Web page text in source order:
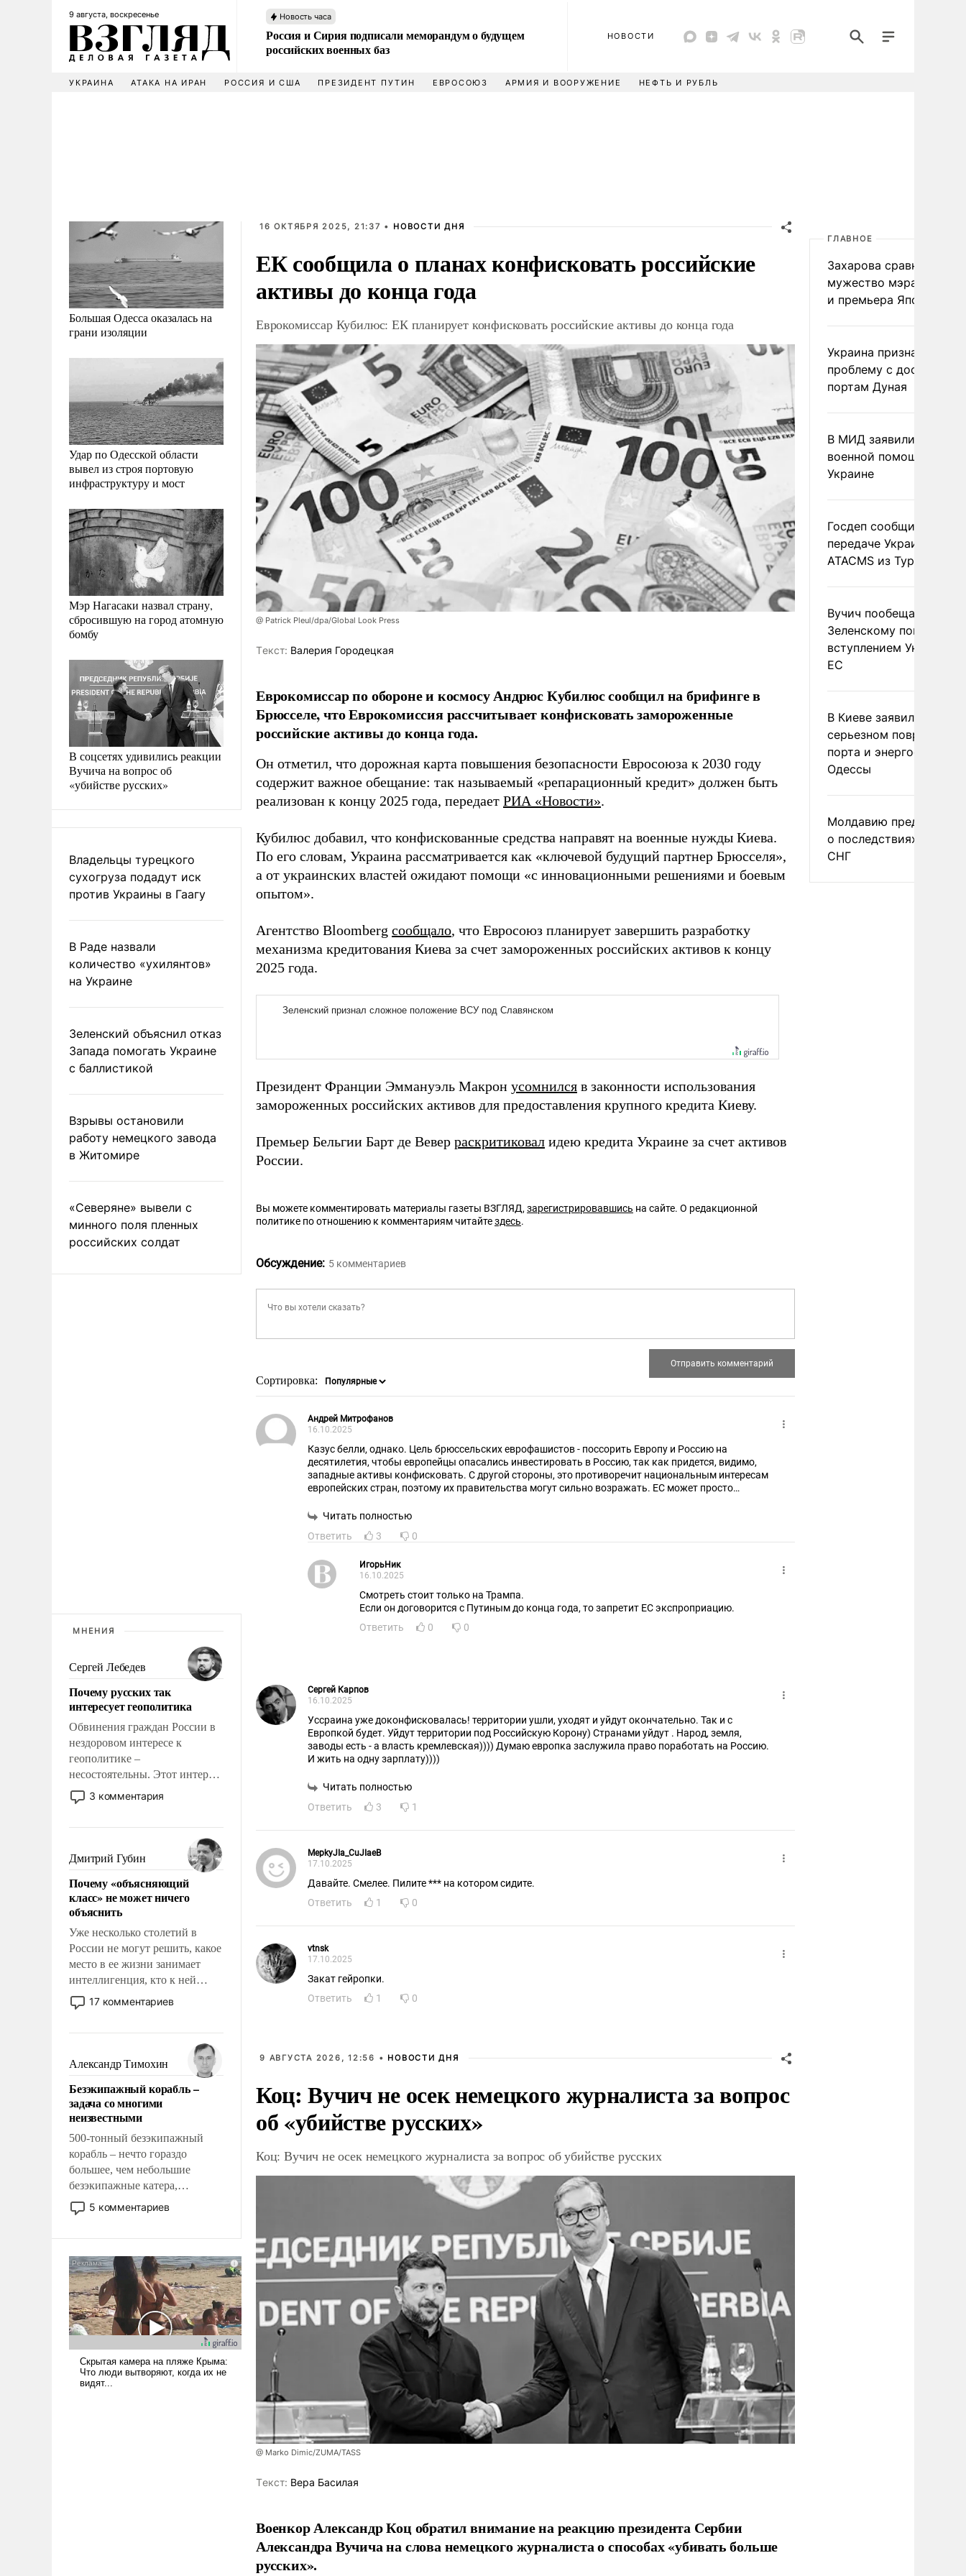
9 августа, воскресенье Новость часа
Россия и Сирия подписали меморандум о будущем
российских военных баз
НОВОСТИ
УКРАИНА АТАКА НА ИРАН РОССИЯ И США ПРЕЗИДЕНТ ПУТИН ЕВРОСОЮЗ АРМИЯ И ВООРУЖЕНИЕ НЕФТЬ И РУБЛЬ
Большая Одесса оказалась на
грани изоляции
Удар по Одесской области
вывел из строя портовую
инфраструктуру и мост
Мэр Нагасаки назвал страну,
сбросившую на город атомную
бомбу
В соцсетях удивились реакции
Вучича на вопрос об
«убийстве русских»
Владельцы турецкого
сухогруза подадут иск
против Украины в Гаагу
В Раде назвали
количество «ухилянтов»
на Украине
Зеленский объяснил отказ
Запада помогать Украине
с баллистикой
Взрывы остановили
работу немецкого завода
в Житомире
«Северяне» вывели с
минного поля пленных
российских солдат
МНЕНИЯ
Сергей Лебедев
Почему русских так
интересует геополитика
Обвинения граждан России в
нездоровом интересе к
геополитике –
несостоятельны. Этот интерес
рационален и прагматичен. Он
обусловлен тысячелетним
фундаментальным знанием,
что мировая политика имеет
свойство заявляться на порог
нашего дома.
3 комментария
Дмитрий Губин
Почему «объясняющий
класс» не может ничего
объяснить
Уже несколько столетий в
России не могут решить, какое
место в ее жизни занимает
интеллигенция, кто к ней
принадлежит, а кого из нее
исключили с правом
чем она отличается от просто
образованных людей. Иногда
казалось, что эти вопросы
решены раз и навсегда, но –
нет, не решены.
17 комментариев
Александр Тимохин
Безэкипажный корабль –
задача со многими
неизвестными
500-тонный безэкипажный
корабль – нечто гораздо
большее, чем небольшие
безэкипажные катера,
применение которых уже
стало обыденностью. Задача по
и ее реализация радикально
поднимет наши боевые
возможности.
5 комментариев
16 ОКТЯБРЯ 2025, 21:37 • НОВОСТИ ДНЯ
ЕК сообщила о планах конфисковать российские
активы до конца года
Еврокомиссар Кубилюс: ЕК планирует конфисковать российские активы до конца года
@ Patrick Pleul/dpa/Global Look Press
Tекст: Валерия Городецкая
Еврокомиссар по обороне и космосу Андрюс Кубилюс сообщил на брифинге в
Брюсселе, что Еврокомиссия рассчитывает конфисковать замороженные
российские активы до конца года.
Он отметил, что дорожная карта повышения безопасности Евросоюза к 2030 году
содержит важное обещание: так называемый «репарационный кредит» должен быть
реализован к концу 2025 года, передает РИА «Новости».
Кубилюс добавил, что конфискованные средства направят на военные нужды Киева.
По его словам, Украина рассматривается как «ключевой будущий партнер Брюсселя»,
а от украинских властей ожидают помощи «с инновационными решениями и боевым
опытом».
Агентство Bloomberg сообщало, что Евросоюз планирует завершить разработку
механизма кредитования Киева за счет замороженных российских активов к концу
2025 года.
Президент Франции Эммануэль Макрон усомнился в законности использования
замороженных российских активов для предоставления крупного кредита Киеву.
Премьер Бельгии Барт де Вевер раскритиковал идею кредита Украине за счет активов
России.
Вы можете комментировать материалы газеты ВЗГЛЯД,зарегистрировавшись на сайте. О редакционной
политике по отношению к комментариям читайтездесь.
Обсуждение: 5 комментариев
Сортировка:
Андрей Митрофанов
16.10.2025
Казус белли, однако. Цель брюссельских еврофашистов - поссорить Европу и Россию на
десятилетия, чтобы европейцы опасались инвестировать в Россию, так как придется, видимо,
западные активы конфисковать. С другой стороны, это противоречит национальным интересам
европейских стран, поэтому их правительства могут сильно возражать. ЕС может просто
Читать полностью
Ответить
3 0
ИгорьНик
16.10.2025
Смотреть стоит только на Трампа.
Если он договорится с Путиным до конца года, то запретит ЕС экспроприацию.
Ответить
0 0
Сергей Карпов
16.10.2025
Уссраина уже доконфисковалась! территории ушли, уходят и уйдут окончательно. Так и с
Европкой будет. Уйдут территории под Российскую Корону) Странами уйдут . Народ, земля,
заводы есть - а власть кремлевская)))) Думаю европка заслужила право поработать на Россию.
И жить на одну зарплату))))
Читать полностью
Ответить
3 1
MepkyJIa_CuJIaeB
17.10.2025
Давайте. Смелее. Пилите *** на котором сидите.
Ответить
1 0
vtnsk
17.10.2025
Закат гейропки.
Ответить
1 0
9 АВГУСТА 2026, 12:56 • НОВОСТИ ДНЯ
Коц: Вучич не осек немецкого журналиста за вопрос
об «убийстве русских»
Коц: Вучич не осек немецкого журналиста за вопрос об убийстве русских
@ Marko Dimic/ZUMA/TASS
Tекст: Вера Басилая
Военкор Александр Коц обратил внимание на реакцию президента Сербии
Александра Вучича на слова немецкого журналиста о способах «убивать больше
русских».
ГЛАВНОЕ
Захарова сравнила
мужество мэра
и премьера Японии
Украина признала
проблему с доступом к
портам Дуная
В МИД заявили о
военной помощи
Украине
Госдеп сообщил о
передаче Украине
ATACMS из Турции
Вучич пообещал
Зеленскому помочь со
вступлением Украины в
ЕС
В Киеве заявили о
серьезном
порта и энергообъектов
Одессы
Молдавию
о последствиях выхода
СНГ